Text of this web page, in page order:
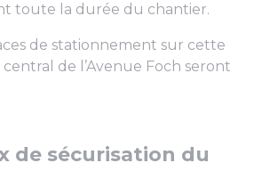
toute la durée du chantier.
de stationnement sur cette
de l’Avenue Foch seront
de sécurisation du